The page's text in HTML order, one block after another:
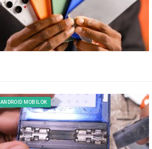
ANDROID MOBILOK